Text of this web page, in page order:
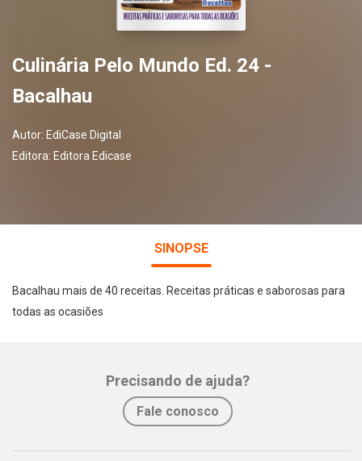
Culinária Pelo Mundo Ed. 24 -
Bacalhau
Autor: EdiCase Digital
Editora: Editora Edicase
SINOPSE
Bacalhau mais de 40 receitas. Receitas práticas e saborosas para
todas as ocasiões
Precisando de ajuda?
Fale conosco
Facebook Twitter